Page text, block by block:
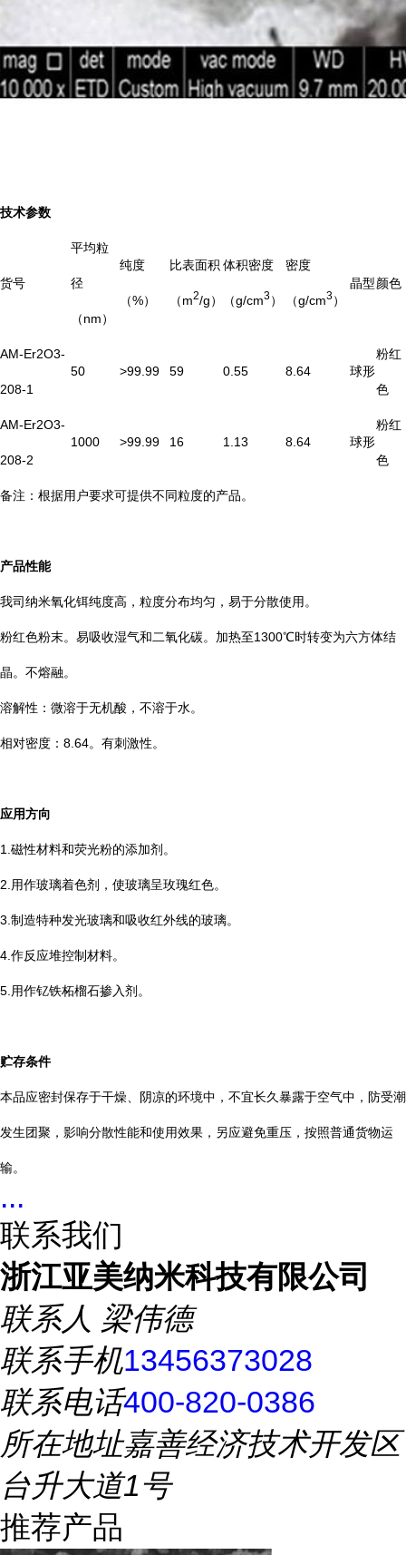
技术参数
货号
平均粒
径
（nm）
纯度
（%）
比表面积
（m2/g）
体积密度
（g/cm3）
密度
（g/cm3）
晶型颜色
AM-Er2O3-
208-1
50 >99.99 59 0.55 8.64 球形
粉红
色
AM-Er2O3-
208-2
1000 >99.99 16 1.13 8.64 球形
粉红
色
备注：根据用户要求可提供不同粒度的产品。
产品性能
我司纳米氧化铒纯度高，粒度分布均匀，易于分散使用。
粉红色粉末。易吸收湿气和二氧化碳。加热至1300℃时转变为六方体结
晶。不熔融。
溶解性：微溶于无机酸，不溶于水。
相对密度：8.64。有刺激性。
应用方向
1.磁性材料和荧光粉的添加剂。
2.用作玻璃着色剂，使玻璃呈玫瑰红色。
3.制造特种发光玻璃和吸收红外线的玻璃。
4.作反应堆控制材料。
5.用作钇铁柘榴石掺入剂。
贮存条件
本品应密封保存于干燥、阴凉的环境中，不宜长久暴露于空气中，防受潮
发生团聚，影响分散性能和使用效果，另应避免重压，按照普通货物运
输。
...
联系我们
浙江亚美纳米科技有限公司
联系人 梁伟德
联系手机13456373028
联系电话400-820-0386
所在地址嘉善经济技术开发区
台升大道1号
推荐产品